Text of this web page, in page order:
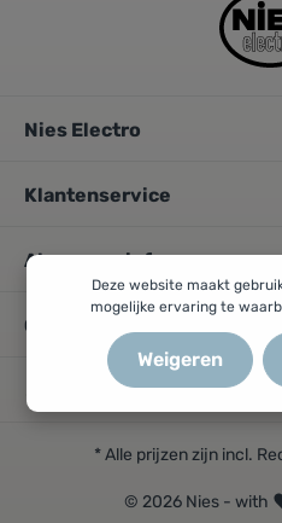
Nies Electro
Klantenservice
Algemene info
Openingsuren
© 2026 Nies - with
* Alle prijzen zijn incl.
Deze website maakt
mogelijke ervaring te
Weigeren